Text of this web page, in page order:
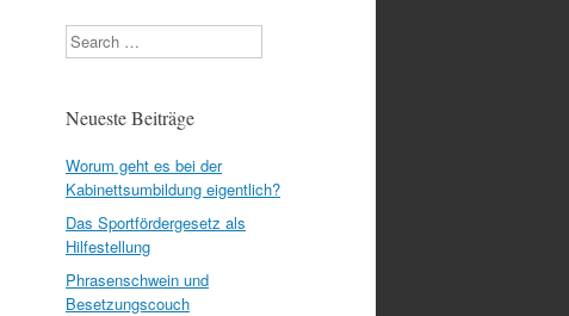
Search
Neueste Beiträge
Worum geht es bei der
Kabinettsumbildung eigentlich?
Das Sportfördergesetz als
Hilfestellung
Phrasenschwein und
Besetzungscouch